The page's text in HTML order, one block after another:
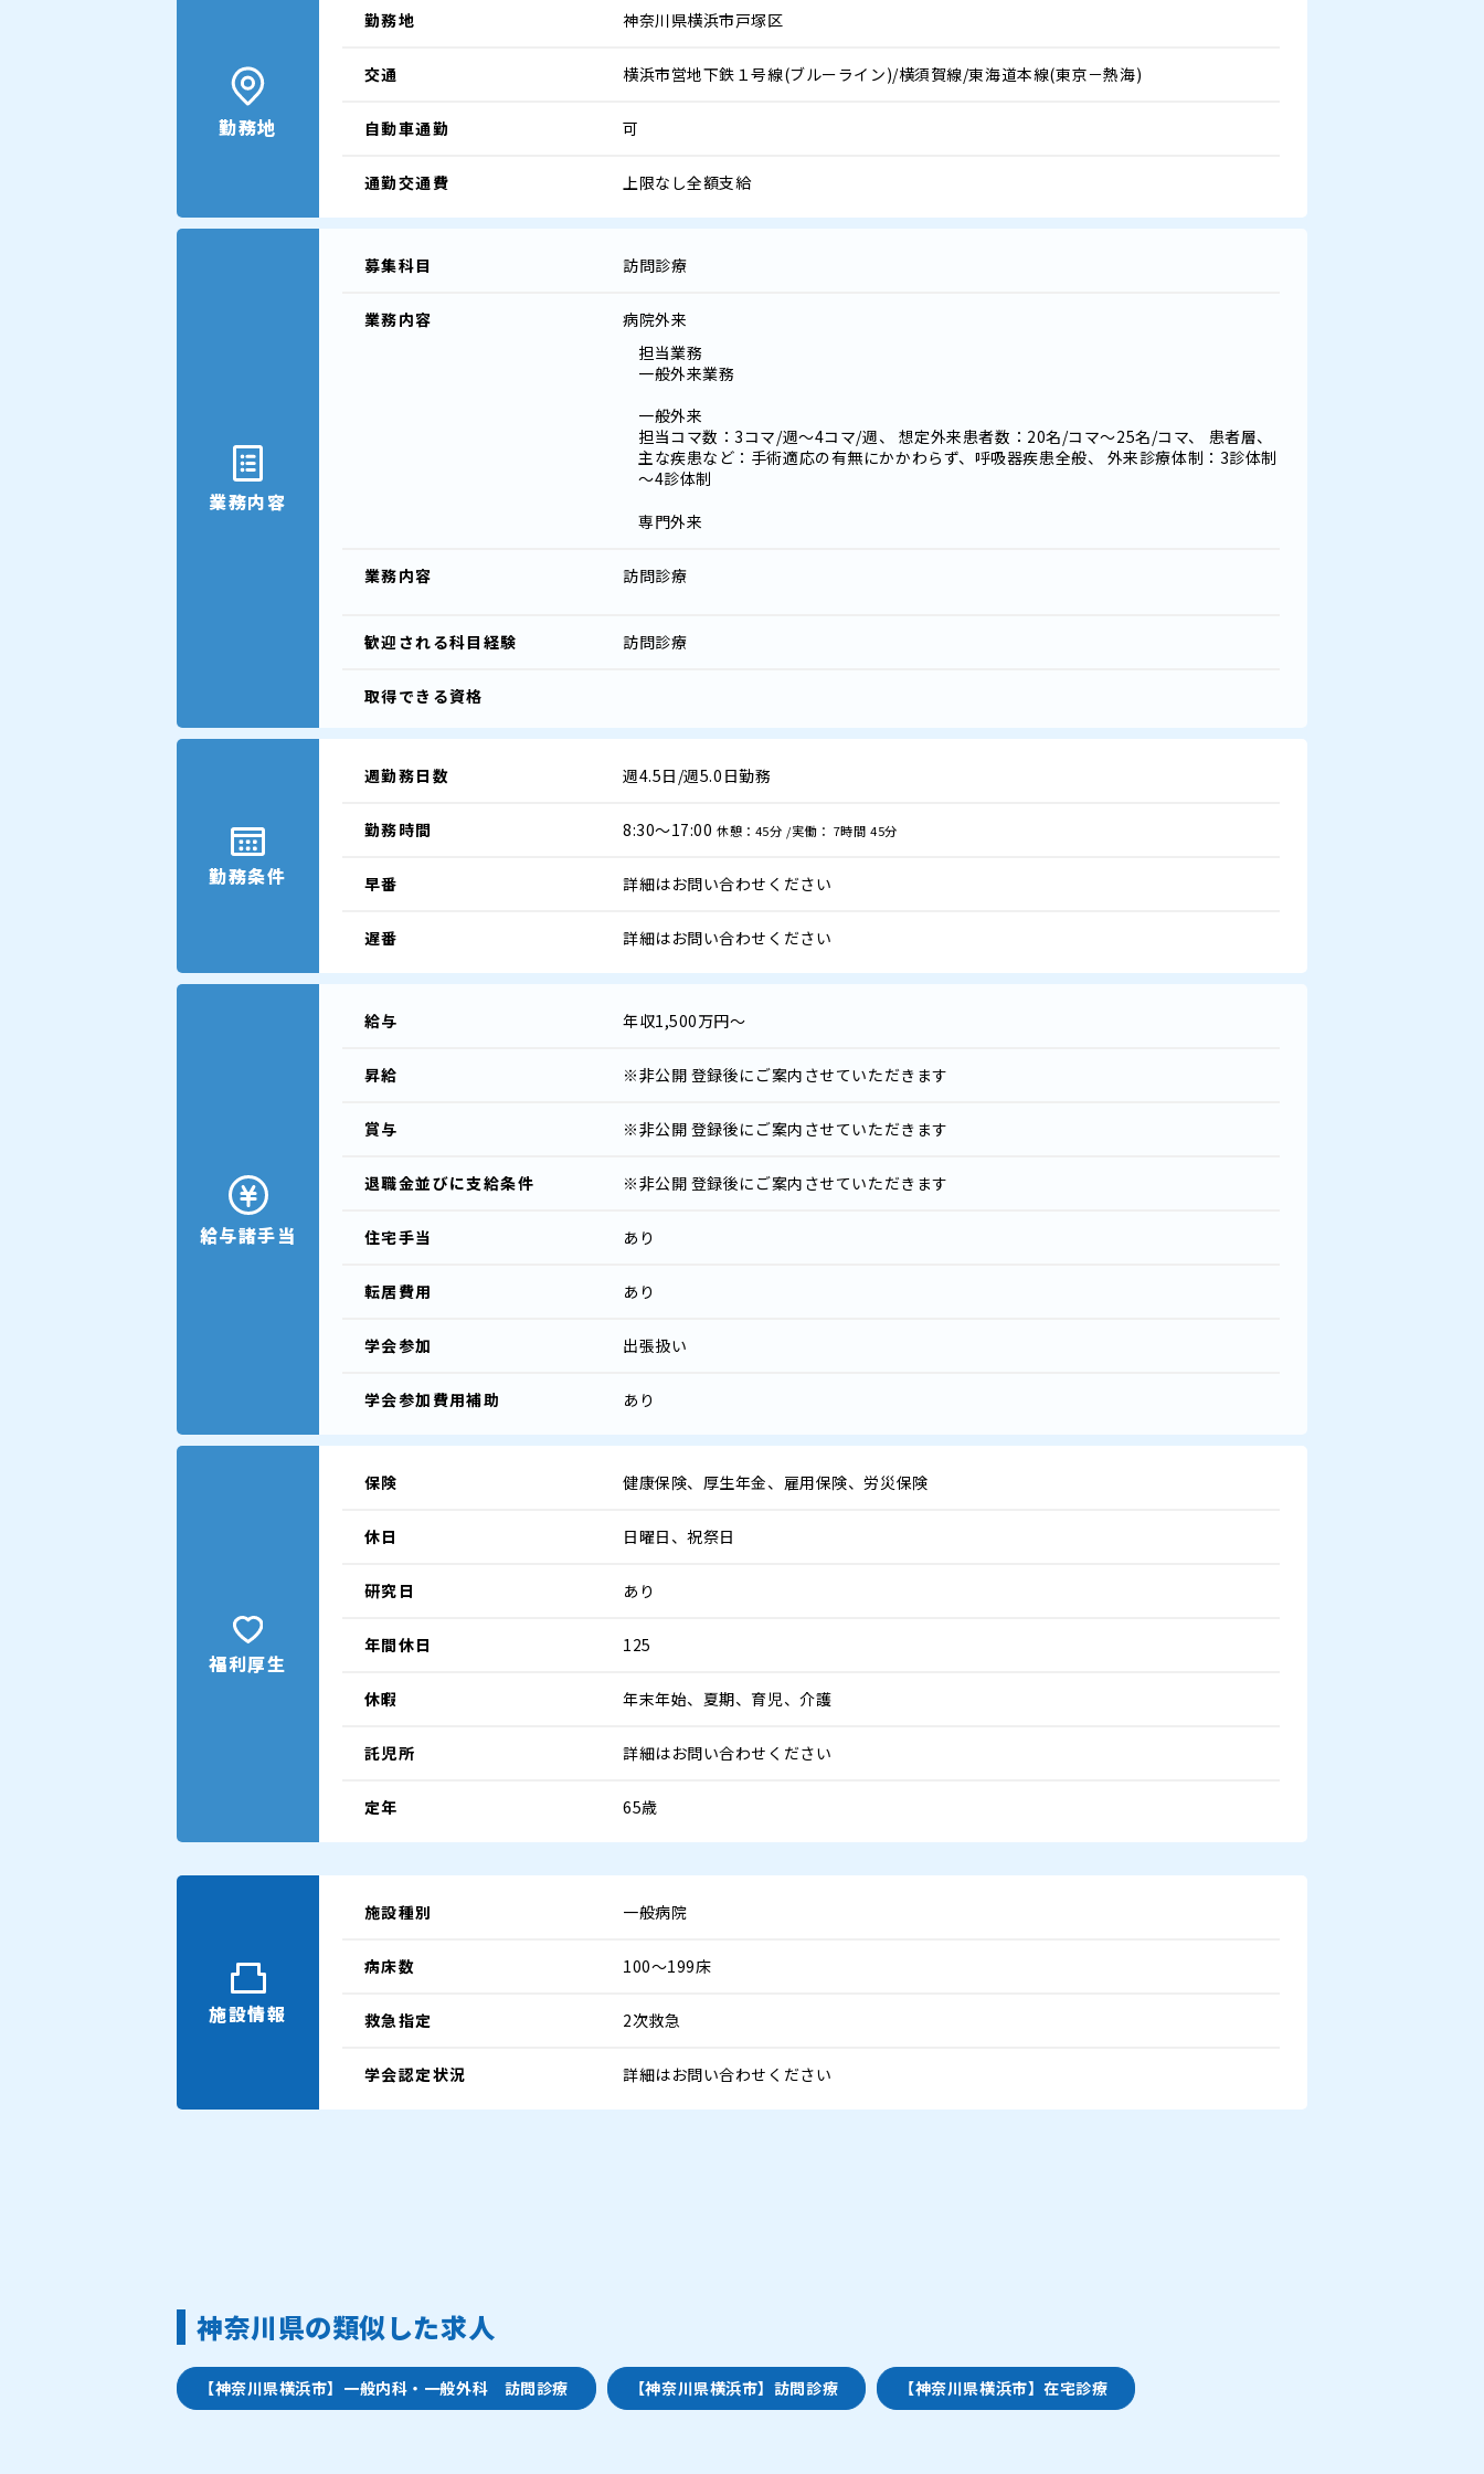
勤務地
勤務地 神奈川県横浜市戸塚区
交通 横浜市営地下鉄１号線(ブルーライン)/横須賀線/東海道本線(東京－熱海)
自動車通勤 可
通勤交通費 上限なし全額支給
業務内容
募集科目 訪問診療
業務内容
病院外来
担当業務
一般外来業務
一般外来
担当コマ数：3コマ/週～4コマ/週、 想定外来患者数：20名/コマ～25名/コマ、 患者層、
主な疾患など：手術適応の有無にかかわらず、呼吸器疾患全般、 外来診療体制：3診体制
～4診体制
専門外来
業務内容 訪問診療
歓迎される科目経験 訪問診療
取得できる資格
勤務条件
週勤務日数 週4.5日/週5.0日勤務
勤務時間 8:30～17:00休憩：45分 /実働： 7時間 45分
早番 詳細はお問い合わせください
遅番 詳細はお問い合わせください
給与諸手当
給与 年収1,500万円～
昇給 ※非公開 登録後にご案内させていただきます
賞与 ※非公開 登録後にご案内させていただきます
退職金並びに支給条件 ※非公開 登録後にご案内させていただきます
住宅手当 あり
転居費用 あり
学会参加 出張扱い
学会参加費用補助 あり
福利厚生
保険 健康保険、厚生年金、雇用保険、労災保険
休日 日曜日、祝祭日
研究日 あり
年間休日 125
休暇 年末年始、夏期、育児、介護
託児所 詳細はお問い合わせください
定年 65歳
施設情報
施設種別 一般病院
病床数 100～199床
救急指定 2次救急
学会認定状況 詳細はお問い合わせください
神奈川県の類似した求人
【神奈川県横浜市】一般内科・一般外科 訪問診療 【神奈川県横浜市】訪問診療 【神奈川県横浜市】在宅診療